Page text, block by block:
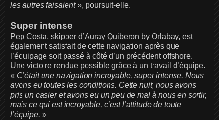
les autres faisaient», poursuit-elle.
Super intense
Pep Costa, skipper d’Auray Quiberon by Orlabay, est
également satisfait de cette navigation après que
l’équipage soit passé à côté d’un précédent offshore.
Une victoire rendue possible grâce à un travail d’équipe.
« C’était une navigation incroyable, super intense. Nous
avons eu toutes les conditions. Cette nuit, nous avons
pris un casier et avons eu un peu de mal à nous en sortir,
mais ce qui est incroyable, c’est l’attitude de toute
l’équipe. »